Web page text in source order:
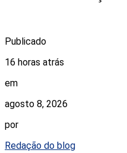
Publicado
16 horas atrás
em
agosto 8, 2026
por
Redação do blog